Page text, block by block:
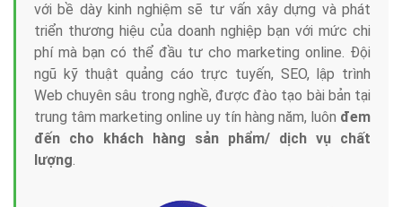
với bề dày kinh nghiệm sẽ tư vấn xây dựng và phát
triển thương hiệu của doanh nghiệp bạn với mức chi
phí mà bạn có thể đầu tư cho marketing online. Đội
ngũ kỹ thuật quảng cáo trực tuyến, SEO, lập trình
Web chuyên sâu trong nghề, được đào tạo bài bản tại
trung tâm marketing online uy tín hàng năm, luôn đem
đến cho khách hàng sản phẩm/ dịch vụ chất
lượng.